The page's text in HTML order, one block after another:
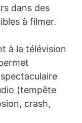
dans des
à filmer.
à la télévision
(tempête
crash,